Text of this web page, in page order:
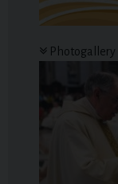
Photogallery